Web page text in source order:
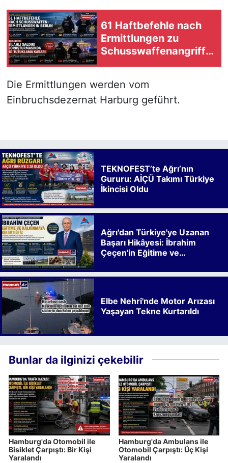
61 Haftbefehle nach
Ermittlungen zu
Schusswaffenangriffe
n in Berlin
Die Ermittlungen werden vom
Einbruchsdezernat Harburg geführt.
TEKNOFEST’te Ağrı’nın
Gururu: AİÇÜ Takımı Türkiye
İkincisi Oldu
Ağrı'dan Türkiye'ye Uzanan
Başarı Hikâyesi: İbrahim
Çeçen'in Eğitime ve
Elbe Nehri'nde Motor Arızası
Yaşayan Tekne Kurtarıldı
Bunlar da ilginizi çekebilir
Hamburg'da Otomobil ile
Bisiklet Çarpıştı: Bir Kişi
Yaralandı
Hamburg'da Ambulans ile
Otomobil Çarpıştı: Üç Kişi
Yaralandı